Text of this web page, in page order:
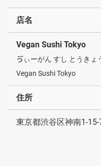
店名
Vegan Sushi Tokyo
ゔぃーがん すし とうきょ
Vegan Sushi Tokyo
住所
東京都渋谷区神南1-15-